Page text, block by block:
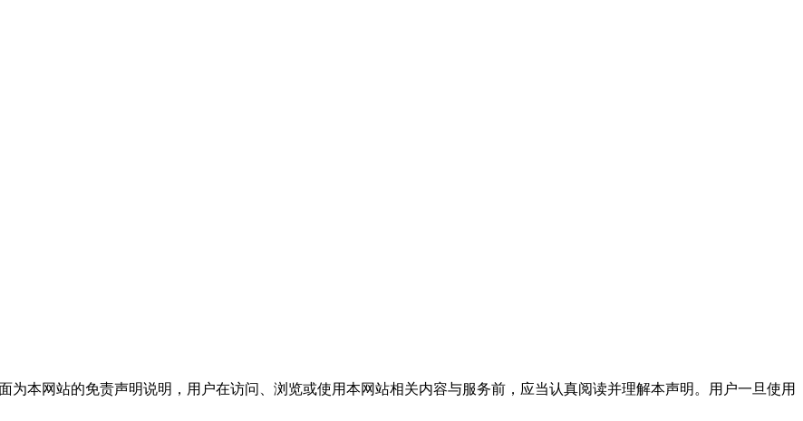
面为本网站的免责声明说明，用户在访问、浏览或使用本网站相关内容与服务前，应当认真阅读并理解本声明。用户一旦使用